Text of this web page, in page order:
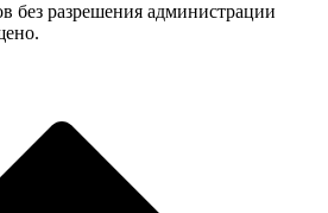
без разрешения администрации